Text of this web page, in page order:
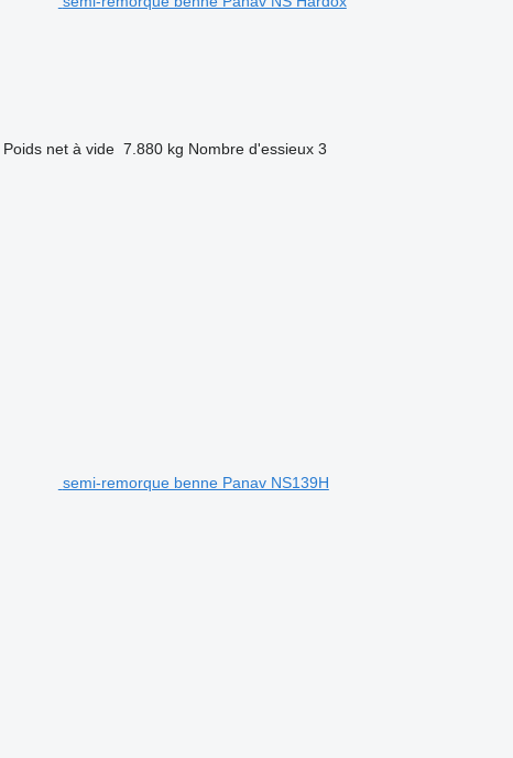
Poids net à vide 7.880 kg Nombre d'essieux 3
semi-remorque benne Panav NS139H